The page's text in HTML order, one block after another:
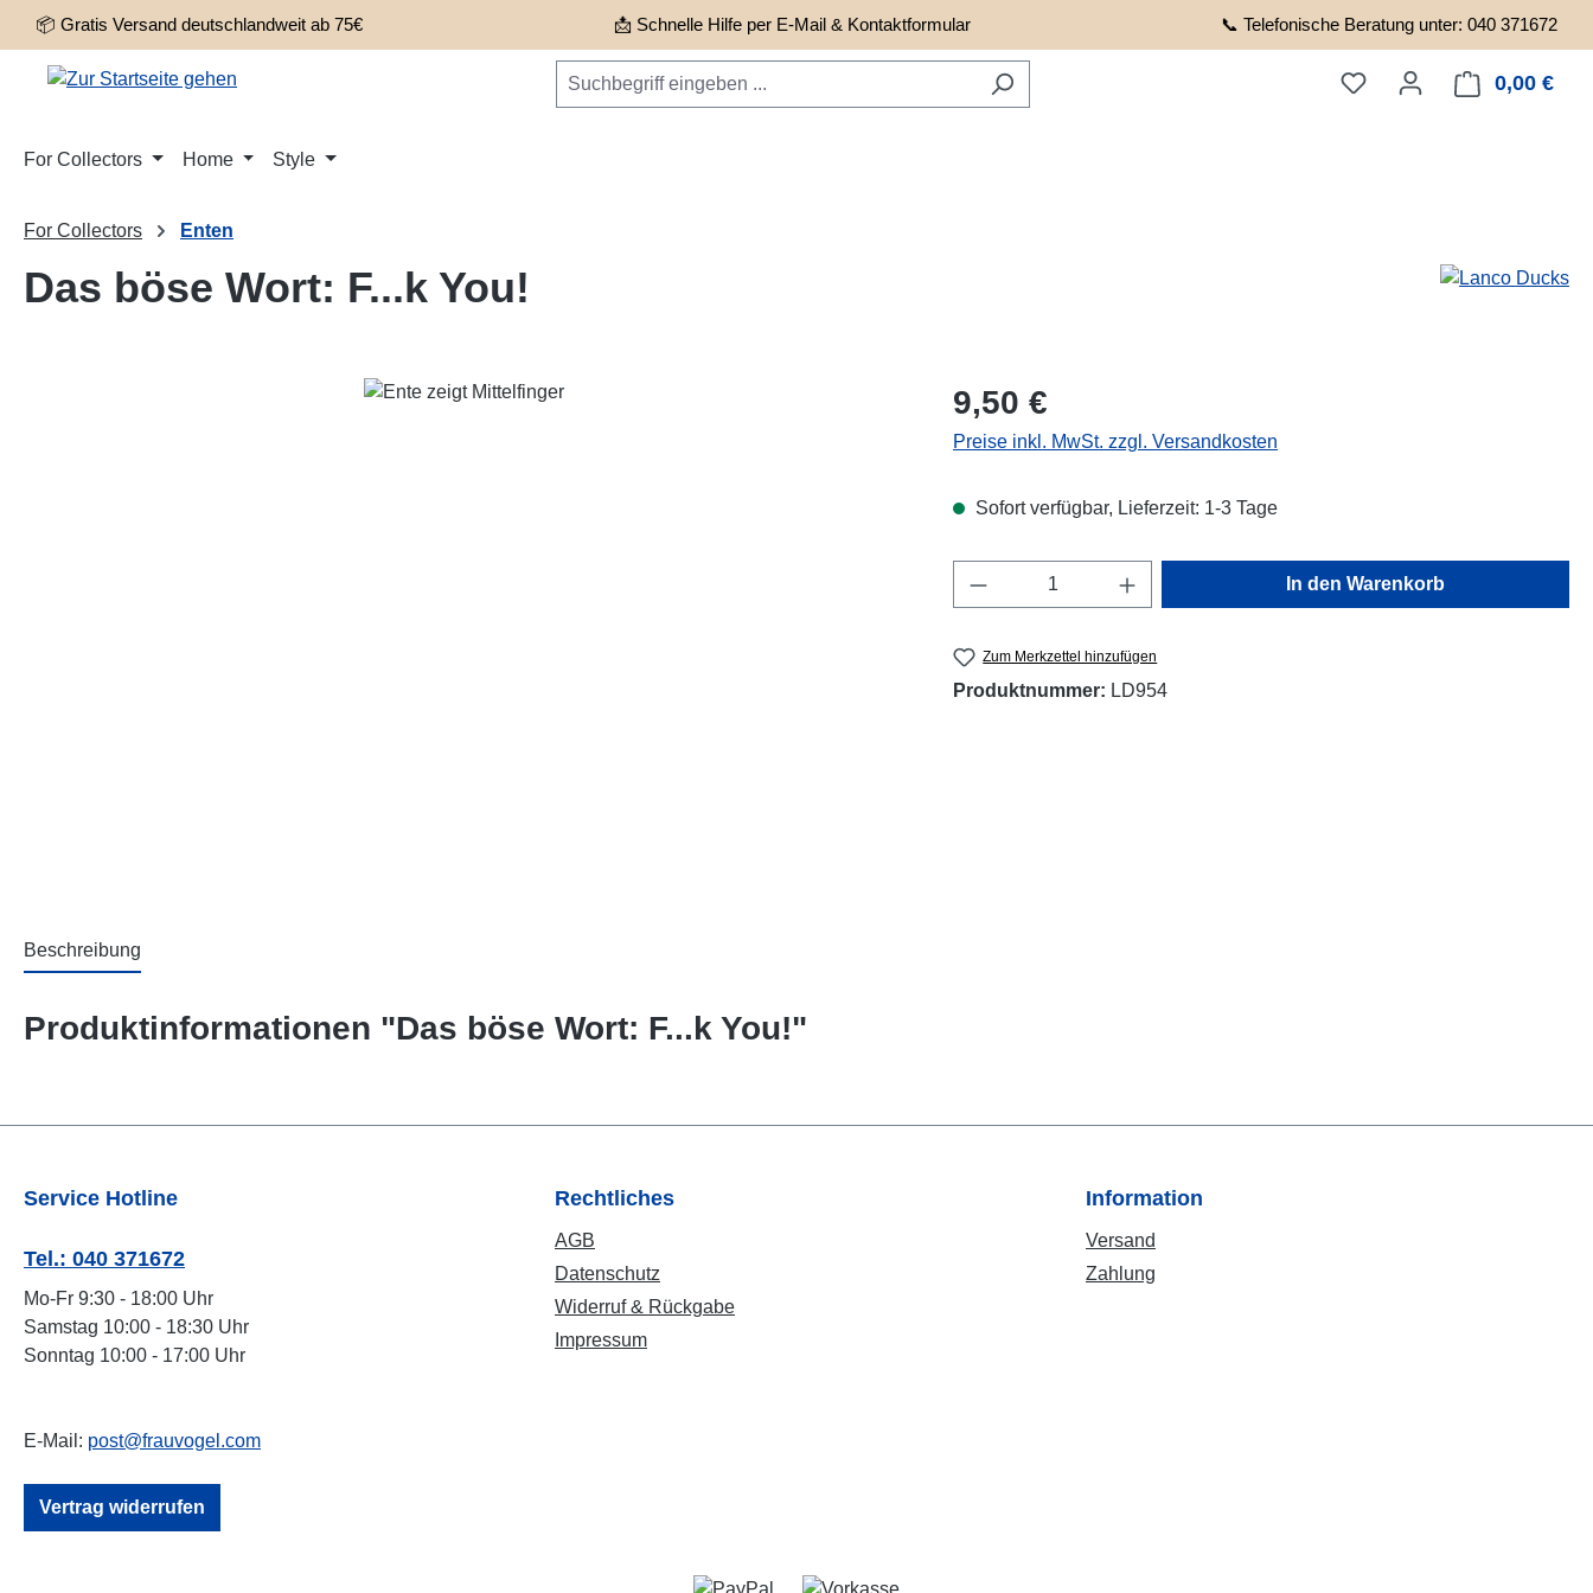
Hauptinhalt springen
Zur Suche springen
Zur Hauptnavigation springen
📦 Gratis Versand deutschlandweit ab 75€ 📩 Schnelle Hilfe per E-Mail & Kontaktformular 📞 Telefonische Beratung unter: 040 371672
0,00 €
For Collectors Home Style
For Collectors Enten
Das böse Wort: F...k You!
Regulärer Preis:
9,50 €
Preise inkl. MwSt. zzgl. Versandkosten
Sofort verfügbar, Lieferzeit: 1-3 Tage
Produkt Anzahl: Gib den gewünschten Wert ein
In den Warenkorb
Zum Merkzettel hinzufügen
Produktnummer: LD954
Beschreibung
Produktinformationen "Das böse Wort: F...k You!"
Service Hotline
Tel.: 040 371672
Mo-Fr 9:30 - 18:00 Uhr
Samstag 10:00 - 18:30 Uhr
Sonntag 10:00 - 17:00 Uhr
E-Mail: post@frauvogel.com
Vertrag widerrufen
Rechtliches
AGB
Datenschutz
Widerruf & Rückgabe
Impressum
Information
Versand
Zahlung